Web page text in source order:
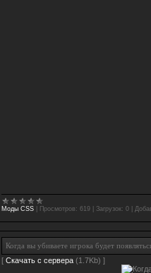
Моды CSS Просмотров: 619 Загрузок: 0
Когда вы убиваете игрока будет
[ Скачать с сервера (1.7Kb) ]